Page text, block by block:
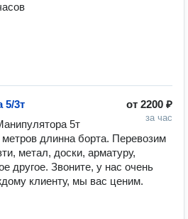
от 2200 ₽
за час
5/3т
5т
длинна борта. Перевозим
метал, доски, арматуру,
другое. Звоните, у нас очень
клиенту, мы вас ценим.